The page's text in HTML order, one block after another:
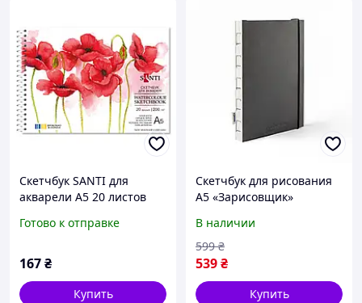
Скетчбук SANTI для
акварели А5 20 листов
Готово к отправке
167₴
Купить
Скетчбук для рисования
А5 «Зарисовщик»
Блокнот для эскизов с
чистыми листами
В наличии
539₴
599 ₴
Купить